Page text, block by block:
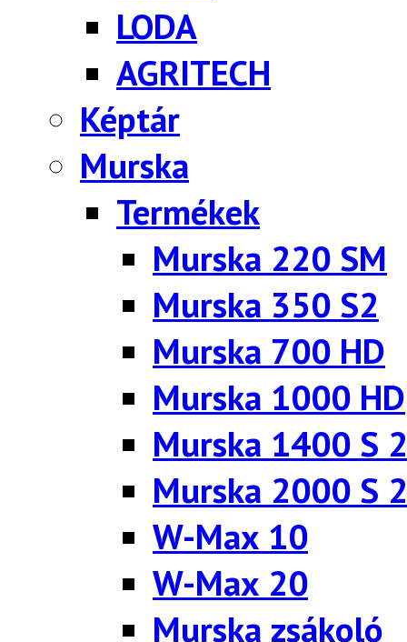
LODA
AGRITECH
Képtár
Murska
Termékek
Murska 220 SM
Murska 350 S2
Murska 700 HD
Murska 1000 HD
Murska 1400 S
Murska 2000 S
W-Max 10
W-Max 20
Murska zsákoló